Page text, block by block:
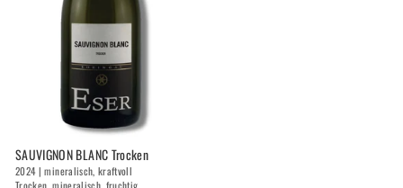
SAUVIGNON BLANC Trocken
2024 | mineralisch, kraftvoll